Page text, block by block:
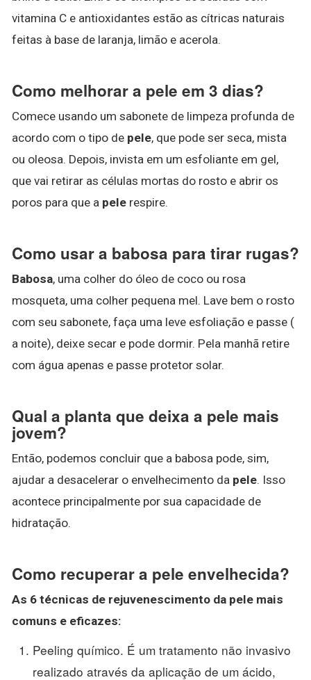
vitamina C e antioxidantes estão as cítricas naturais
feitas à base de laranja, limão e acerola.
Como melhorar a pele em 3 dias?
Comece usando um sabonete de limpeza profunda de
acordo com o tipo de pele, que pode ser seca, mista
ou oleosa. Depois, invista em um esfoliante em gel,
que vai retirar as células mortas do rosto e abrir os
poros para que a pele respire.
Como usar a babosa para tirar rugas?
Babosa, uma colher do óleo de coco ou rosa
mosqueta, uma colher pequena mel. Lave bem o rosto
com seu sabonete, faça uma leve esfoliação e passe (
a noite), deixe secar e pode dormir. Pela manhã retire
com água apenas e passe protetor solar.
Qual a planta que deixa a pele mais
jovem?
Então, podemos concluir que a babosa pode, sim,
ajudar a desacelerar o envelhecimento da pele. Isso
acontece principalmente por sua capacidade de
hidratação.
Como recuperar a pele envelhecida?
As 6 técnicas de rejuvenescimento da pele mais
comuns e eficazes:
Peeling químico. É um tratamento não invasivo
realizado através da aplicação de um ácido,